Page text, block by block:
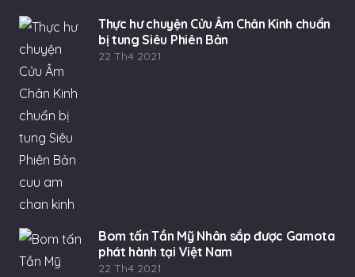
Thực hư chuyện Cửu Âm Chân Kinh chuẩn
bị tung Siêu Phiên Bản
22 Th4 2021
Bom tấn Tần Mỹ Nhân sắp được Gamota
phát hành tại Việt Nam
22 Th4 2021